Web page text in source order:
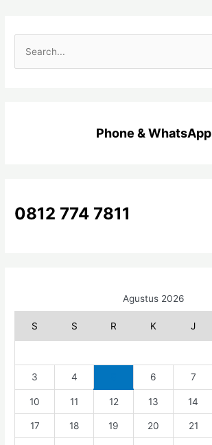
:
Phone & WhatsApp
0812 774 7811
Agustus 2026
S S R K J
3 4 6 7
10 11 12 13 14
17 18 19 20 21